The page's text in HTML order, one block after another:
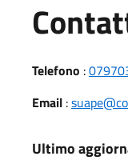
Telefono :
Email:
Ultimo